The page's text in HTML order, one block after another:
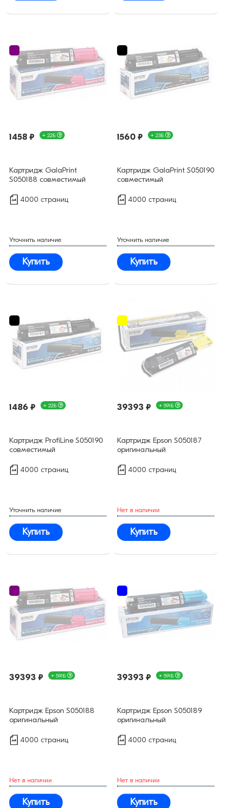
1458 ₽ + 22Б
Картридж GalaPrint
S050188 совместимый
4000 страниц
Уточнить наличие
Купить
1560 ₽ + 23Б
Картридж GalaPrint S050190
совместимый
4000 страниц
Уточнить наличие
Купить
1486 ₽ + 22Б
Картридж ProfiLine S050190
совместимый
4000 страниц
Уточнить наличие
Купить
39393 ₽ + 591Б
Картридж Epson S050187
оригинальный
4000 страниц
Нет в наличии
Купить
39393 ₽ + 591Б
Картридж Epson S050188
оригинальный
4000 страниц
Нет в наличии
Купить
39393 ₽ + 591Б
Картридж Epson S050189
оригинальный
4000 страниц
Нет в наличии
Купить